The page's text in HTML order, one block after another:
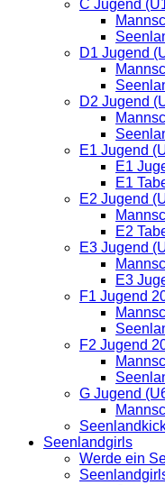
C Jugend
D1 Jugend
D2 Jugend
E1 Jugend
E1
E1
E2 Jugend
E2
E3 Jugend
E3
F1 Jugend
F2 Jugend
G Jugend
Seenlandgirls
Werde ein